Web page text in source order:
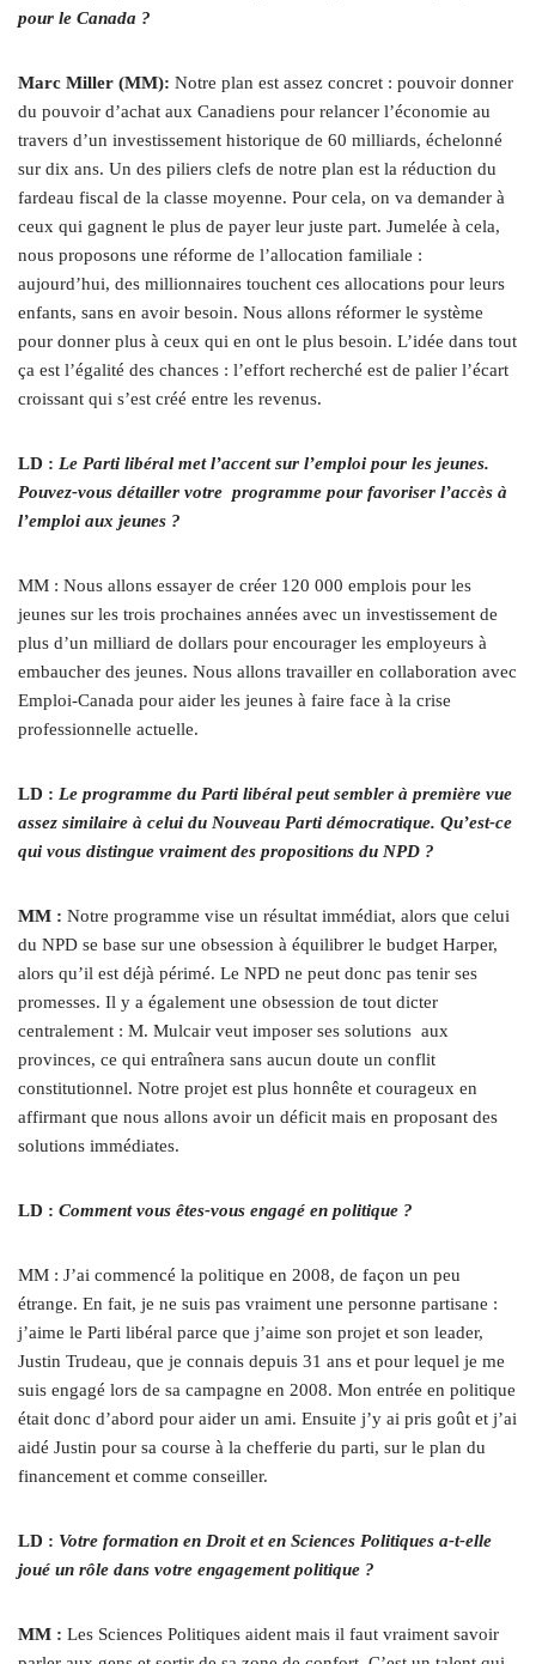
pour le Canada ?
Marc Miller (MM): Notre plan est assez concret : pouvoir donner
du pouvoir d’achat aux Canadiens pour relancer l’économie au
travers d’un investissement historique de 60 milliards, échelonné
sur dix ans. Un des piliers clefs de notre plan est la réduction du
fardeau fiscal de la classe moyenne. Pour cela, on va demander à
ceux qui gagnent le plus de payer leur juste part. Jumelée à cela,
nous proposons une réforme de l’allocation familiale :
aujourd’hui, des millionnaires touchent ces allocations pour leurs
enfants, sans en avoir besoin. Nous allons réformer le système
pour donner plus à ceux qui en ont le plus besoin. L’idée dans tout
ça est l’égalité des chances : l’effort recherché est de palier l’écart
croissant qui s’est créé entre les revenus.
LD : Le Parti libéral met l’accent sur l’emploi pour les jeunes.
Pouvez-vous détailler votre programme pour favoriser l’accès à
l’emploi aux jeunes ?
MM : Nous allons essayer de créer 120 000 emplois pour les
jeunes sur les trois prochaines années avec un investissement de
plus d’un milliard de dollars pour encourager les employeurs à
embaucher des jeunes. Nous allons travailler en collaboration avec
Emploi-Canada pour aider les jeunes à faire face à la crise
professionnelle actuelle.
LD : Le programme du Parti libéral peut sembler à première vue
assez similaire à celui du Nouveau Parti démocratique. Qu’est-ce
qui vous distingue vraiment des propositions du NPD ?
MM : Notre programme vise un résultat immédiat, alors que celui
du NPD se base sur une obsession à équilibrer le budget Harper,
alors qu’il est déjà périmé. Le NPD ne peut donc pas tenir ses
promesses. Il y a également une obsession de tout dicter
centralement : M. Mulcair veut imposer ses solutions aux
provinces, ce qui entraînera sans aucun doute un conflit
constitutionnel. Notre projet est plus honnête et courageux en
affirmant que nous allons avoir un déficit mais en proposant des
solutions immédiates.
LD : Comment vous êtes-vous engagé en politique ?
MM : J’ai commencé la politique en 2008, de façon un peu
étrange. En fait, je ne suis pas vraiment une personne partisane :
j’aime le Parti libéral parce que j’aime son projet et son leader,
Justin Trudeau, que je connais depuis 31 ans et pour lequel je me
suis engagé lors de sa campagne en 2008. Mon entrée en politique
était donc d’abord pour aider un ami. Ensuite j’y ai pris goût et j’ai
aidé Justin pour sa course à la chefferie du parti, sur le plan du
financement et comme conseiller.
LD : Votre formation en Droit et en Sciences Politiques a‑t-elle
joué un rôle dans votre engagement politique ?
MM : Les Sciences Politiques aident mais il faut vraiment savoir